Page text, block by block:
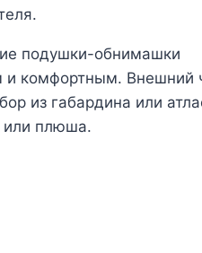
подушки-обнимашки
и комфортным. Внешний
из габардина или
или плюша.